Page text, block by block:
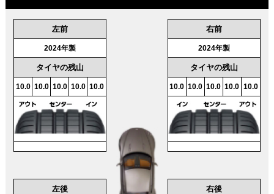
左前
2024年製
タイヤの残山
10.0 10.0 10.0 10.0 10.0
右前
2024年製
タイヤの残山
10.0 10.0 10.0 10.0 10.0
左後 右後